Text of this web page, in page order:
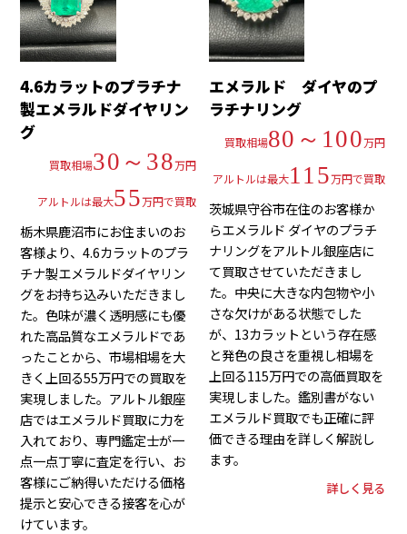
4.6カラットのプラチナ
製エメラルドダイヤリン
グ
買取相場30～38万円
アルトルは最大55万円で買取
栃木県鹿沼市にお住まいのお
客様より、4.6カラットのプラ
チナ製エメラルドダイヤリン
グをお持ち込みいただきまし
た。色味が濃く透明感にも優
れた高品質なエメラルドであ
ったことから、市場相場を大
きく上回る55万円での買取を
実現しました。アルトル銀座
店ではエメラルド買取に力を
入れており、専門鑑定士が一
点一点丁寧に査定を行い、お
客様にご納得いただける価格
提示と安心できる接客を心が
けています。
エメラルド ダイヤのプ
ラチナリング
買取相場80～100万円
アルトルは最大115万円で買取
茨城県守谷市在住のお客様か
らエメラルド ダイヤのプラチ
ナリングをアルトル銀座店に
て買取させていただきまし
た。中央に大きな内包物や小
さな欠けがある状態でした
が、13カラットという存在感
と発色の良さを重視し相場を
上回る115万円での高価買取を
実現しました。鑑別書がない
エメラルド買取でも正確に評
価できる理由を詳しく解説し
ます。
詳しく見る